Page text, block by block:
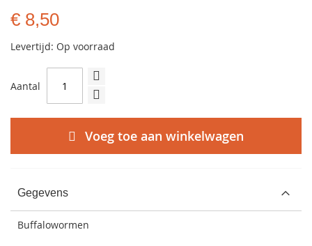
€ 8,50
Levertijd: Op voorraad
Aantal
Voeg toe aan winkelwagen
Gegevens
Buffalowormen